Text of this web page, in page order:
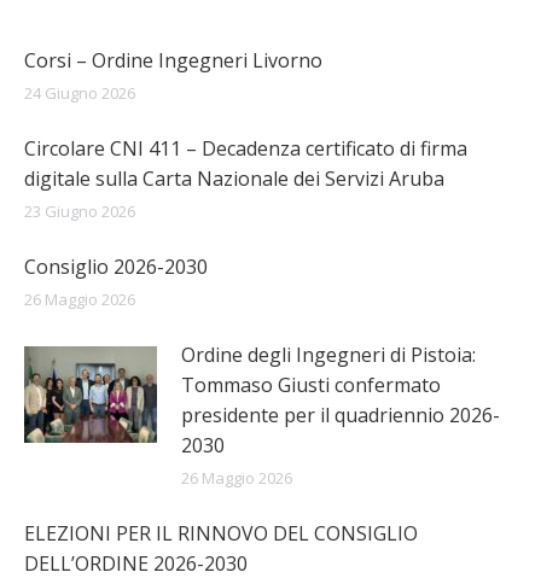
Corsi – Ordine Ingegneri Livorno
24 Giugno 2026
Circolare CNI 411 – Decadenza certificato di firma
digitale sulla Carta Nazionale dei Servizi Aruba
23 Giugno 2026
Consiglio 2026-2030
26 Maggio 2026
Ordine degli Ingegneri di Pistoia:
Tommaso Giusti confermato
presidente per il quadriennio 2026-
2030
26 Maggio 2026
ELEZIONI PER IL RINNOVO DEL CONSIGLIO
DELL’ORDINE 2026-2030